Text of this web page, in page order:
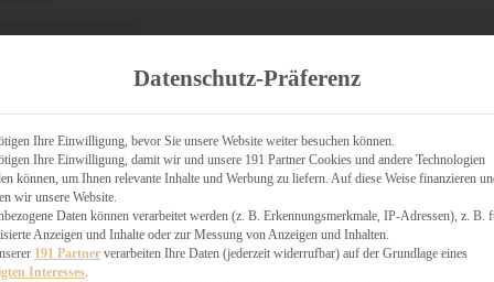
KÄSEKUCHEN
Datenschutz-Präferenz
Ihre Einwilligung, bevor Sie unsere Website weiter besuchen können.
Ihre Einwilligung, damit wir und unsere 191 Partner Cookies und andere Technologien
können, um Ihnen relevante Inhalte und Werbung zu liefern. Auf diese Weise finanzieren
wir unsere Website.
Daten können verarbeitet werden (z. B. Erkennungsmerkmale, IP-Adressen), z. B.
Anzeigen und Inhalte oder zur Messung von Anzeigen und Inhalten.
191 Partner verarbeiten Ihre Daten (jederzeit widerrufbar) auf der Grundlage eines
Interesses.